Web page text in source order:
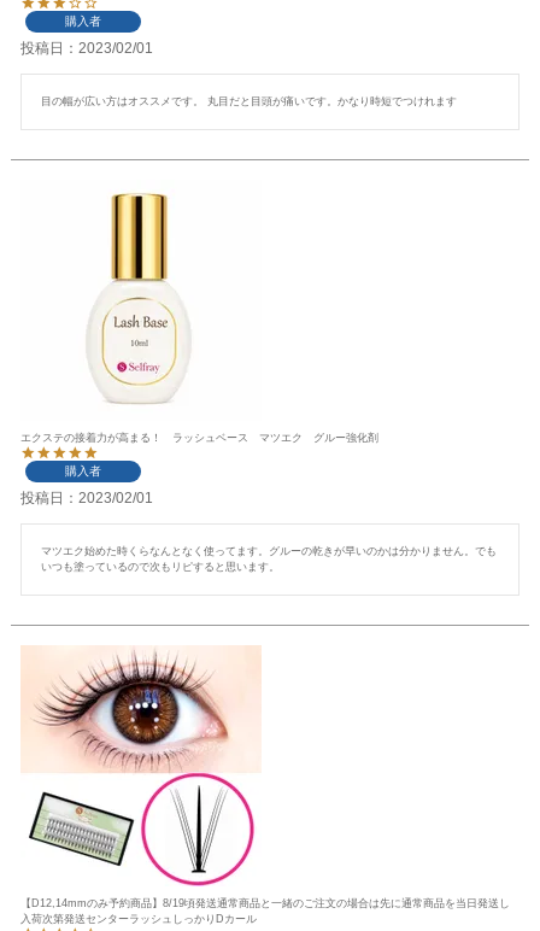
購入者
投稿日 2023/02/01
目の幅が広い方はオススメです。 丸目だと目頭が痛いです。かなり時短でつけれます
エクステの接着力が高まる！ ラッシュベース マツエク グルー強化剤
購入者
投稿日 2023/02/01
マツエク始めた時くらなんとなく使ってます。グルーの乾きが早いのかは分かりません。でも
いつも塗っているので次もリピすると思います。
【D12,14mmのみ予約商品】8/19頃発送通常商品と一緒のご注文の場合は先に通常商品を当日発送し
入荷次第発送センターラッシュしっかりDカール